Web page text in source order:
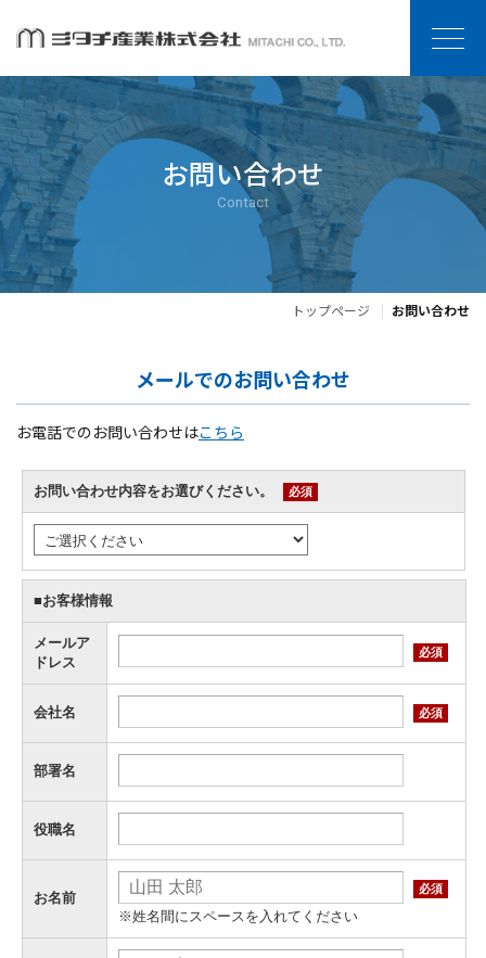
お問い合わせ
Contact
トップページ お問い合わせ
メールでのお問い合わせ
お電話でのお問い合わせはこちら
お問い合わせ内容をお選びください。 必須
■お客様情報
メールア
ドレス
必須
会社名 必須
部署名
役職名
お名前
必須
※姓名間にスペースを入れてください